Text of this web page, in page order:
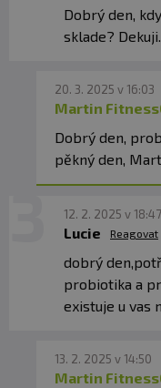
Dobrý den,
sklade? Dekuji.
20. 3. 2025 v 16:03
Martin
Dobrý den,
pěkný den,
12. 2. 2025 v 18:47
Lucie Reagovat
dobrý
probiotika a
existuje u vas
13. 2. 2025 v 14:50
Martin